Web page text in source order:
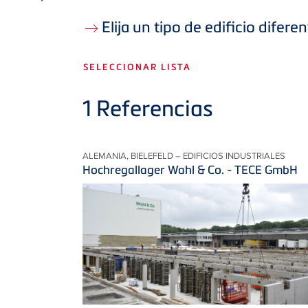
Elija un tipo de edificio
SELECCIONAR LISTA
1 Referencias
ALEMANIA, BIELEFELD – EDIFICIOS INDUSTRIALES
Hochregallager Wahl & Co. - TECE GmbH